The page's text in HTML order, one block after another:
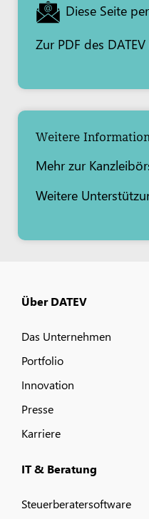
Diese Seite
Zur PDF des
Weitere
Mehr zur
Weitere
Über DATEV
Das Unternehmen
Portfolio
Innovation
Presse
Karriere
IT & Beratung
Steuerberatersoftware